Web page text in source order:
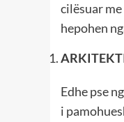
cilësuar
hepohen
Edhe pse
i